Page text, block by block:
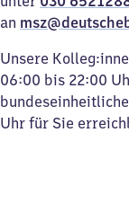
an
Unsere
06:00 bis 22:00
Uhr für Sie